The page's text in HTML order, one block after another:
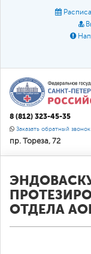
Цвет:
О
8 (812) 323-45-35
Заказать обратный звонок
пр. Тореза, 72
ОТДЕЛА